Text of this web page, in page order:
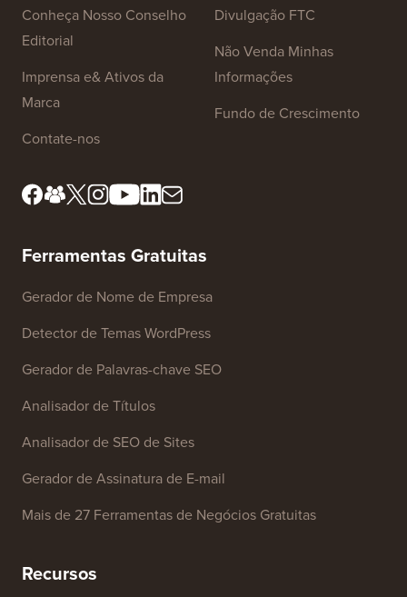
Conheça Nosso Conselho
Editorial
Imprensa e& Ativos da
Marca
Contate-nos
Divulgação FTC
Não Venda Minhas
Informações
Fundo de Crescimento
Ferramentas Gratuitas
Gerador de Nome de Empresa
Detector de Temas WordPress
Gerador de Palavras-chave SEO
Analisador de Títulos
Analisador de SEO de Sites
Gerador de Assinatura de E-mail
Mais de 27 Ferramentas de Negócios Gratuitas
Recursos